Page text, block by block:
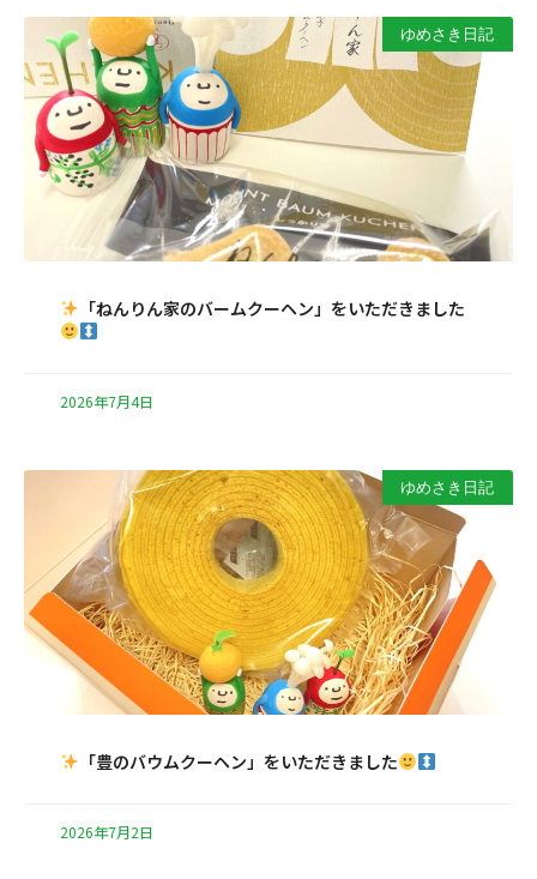
ゆめさき日記
「ねんりん家のバームクーヘン」をいただきました
2026年7月4日
ゆめさき日記
「豊のバウムクーヘン」をいただきました
2026年7月2日